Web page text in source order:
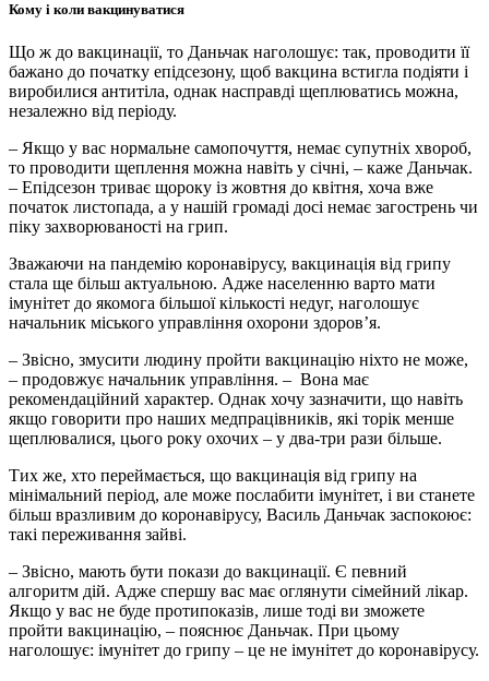
Кому і коли вакцинуватися
Що ж до вакцинації, то Даньчак наголошує: так, проводити її
бажано до початку епідсезону, щоб вакцина встигла подіяти і
виробилися антитіла, однак насправді щеплюватись можна,
незалежно від періоду.
– Якщо у вас нормальне самопочуття, немає супутніх хвороб,
то проводити щеплення можна навіть у січні, – каже Даньчак.
– Епідсезон триває щороку із жовтня до квітня, хоча вже
початок листопада, а у нашій громаді досі немає загострень чи
піку захворюваності на грип.
Зважаючи на пандемію коронавірусу, вакцинація від грипу
стала ще більш актуальною. Адже населенню варто мати
імунітет до якомога більшої кількості недуг, наголошує
начальник міського управління охорони здоров’я.
– Звісно, змусити людину пройти вакцинацію ніхто не може,
– продовжує начальник управління. – Вона має
рекомендаційний характер. Однак хочу зазначити, що навіть
якщо говорити про наших медпрацівників, які торік менше
щеплювалися, цього року охочих – у два-три рази більше.
Тих же, хто переймається, що вакцинація від грипу на
мінімальний період, але може послабити імунітет, і ви станете
більш вразливим до коронавірусу, Василь Даньчак заспокоює:
такі переживання зайві.
– Звісно, мають бути покази до вакцинації. Є певний
алгоритм дій. Адже спершу вас має оглянути сімейний лікар.
Якщо у вас не буде протипоказів, лише тоді ви зможете
пройти вакцинацію, – пояснює Даньчак. При цьому
наголошує: імунітет до грипу – це не імунітет до коронавірусу.